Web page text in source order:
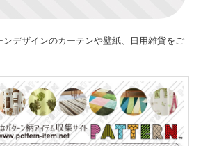
デザインのカーテンや壁紙、日用雑貨をご